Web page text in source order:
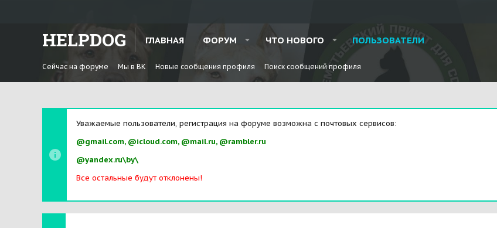
HELPDOG ГЛАВНАЯ ФОРУМ ЧТО НОВОГО ПОЛЬЗОВАТЕЛИ
Сейчас на форуме Мы в ВК Новые сообщения профиля Поиск сообщений профиля
Уважаемые пользователи, регистрация на форуме возможна с почтовых сервисов:
@gmail.com, @icloud.com, @mail.ru, @rambler.ru
@yandex.ru\by\
Все остальные будут отклонены!